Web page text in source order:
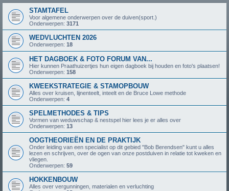
STAMTAFEL
Voor algemene onderwerpen over de duiven(sport.)
Onderwerpen: 3171
WEDVLUCHTEN 2026
Onderwerpen: 18
HET DAGBOEK & FOTO FORUM VAN...
Hier kunnen Praathuizertjes hun eigen dagboek bij houden en foto's plaatsen!
Onderwerpen: 158
KWEEKSTRATEGIE & STAMOPBOUW
Alles over kruisen, lijnenteelt, inteelt en de Bruce Lowe methode
Onderwerpen: 4
SPELMETHODES & TIPS
Vormen van weduwschap & nestspel hier lees je er alles over
Onderwerpen: 13
OOGTHEORIEËN EN DE PRAKTIJK
Onder leiding van een specialist op dit gebied "Bob Berendsen" kunt u alles
lezen en schrijven, over de ogen van onze postduiven in relatie tot kweken en
vliegen.
Onderwerpen: 59
HOKKENBOUW
Alles over vergunningen, materialen en verluchting